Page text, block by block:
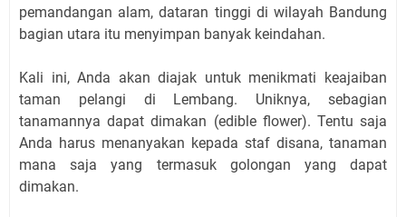
pemandangan alam, dataran tinggi di wilayah Bandung
bagian utara itu menyimpan banyak keindahan.
Kali ini, Anda akan diajak untuk menikmati keajaiban
taman pelangi di Lembang. Uniknya, sebagian
tanamannya dapat dimakan (edible flower). Tentu saja
Anda harus menanyakan kepada staf disana, tanaman
mana saja yang termasuk golongan yang dapat
dimakan.